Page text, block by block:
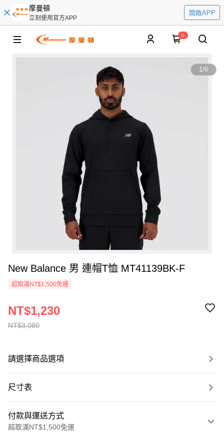
摩曼頓
立刻使用官方APP
開啟APP
0
1/6
New Balance 男 連帽T恤 MT41139BK-F
超取滿NT$1,500免運
NT$3,080
NT$1,230
請選擇商品選項
尺寸表
付款與運送方式
超取滿NT$1,500免運